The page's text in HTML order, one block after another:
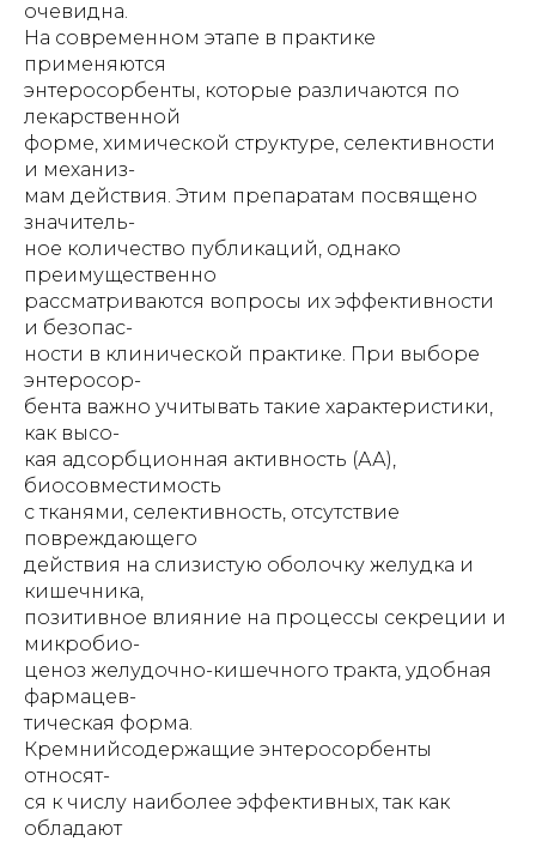
очевидна.
На современном этапе в практике
применяются
энтеросорбенты, которые различаются по
лекарственной
форме, химической структуре, селективности
и механиз-
мам действия. Этим препаратам посвящено
значитель-
ное количество публикаций, однако
преимущественно
рассматриваются вопросы их эффективности
и безопас-
ности в клинической практике. При выборе
энтеросор-
бента важно учитывать такие характеристики,
как высо-
кая адсорбционная активность (АА),
биосовместимость
с тканями, селективность, отсутствие
повреждающего
действия на слизистую оболочку желудка и
кишечника,
позитивное влияние на процессы секреции и
микробио-
ценоз желудочно-кишечного тракта, удобная
фармацев-
тическая форма.
Кремнийсодержащие энтеросорбенты
относят-
ся к числу наиболее эффективных, так как
обладают